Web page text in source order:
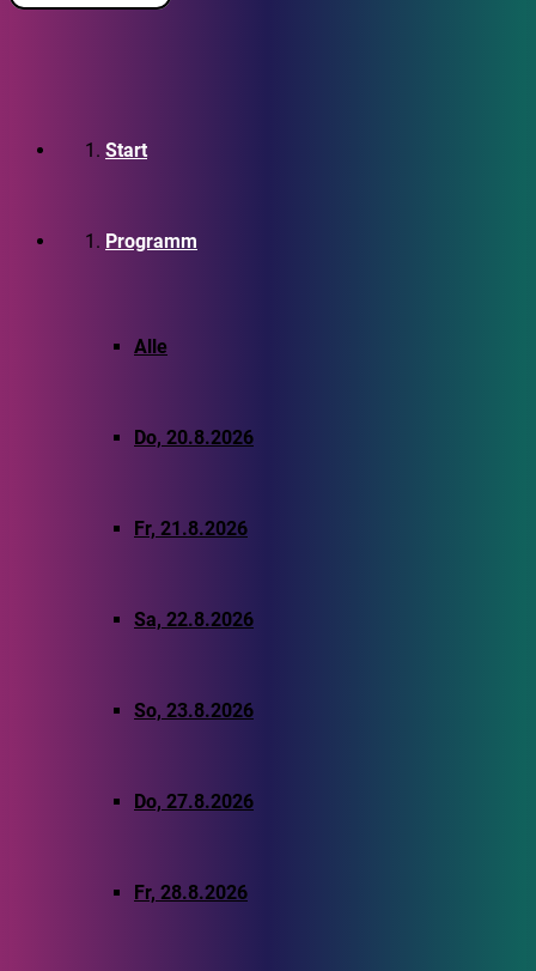
Start
Programm
Alle
Do, 20.8.2026
Fr, 21.8.2026
Sa, 22.8.2026
So, 23.8.2026
Do, 27.8.2026
Fr, 28.8.2026